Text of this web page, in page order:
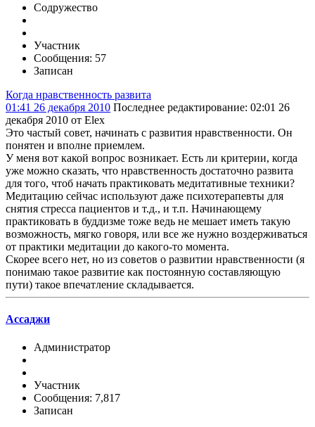
Содружество
Участник
Сообщения: 57
Записан
Когда нравственность развита
01:41 26 декабря 2010 Последнее редактирование: 02:01 26
декабря 2010 от Elex
Это частый совет, начинать с развития нравственности. Он
понятен и вполне приемлем.
У меня вот какой вопрос возникает. Есть ли критерии, когда
уже можно сказать, что нравственность достаточно развита
для того, чтоб начать практиковать медитативные техники?
Медитацию сейчас используют даже психотерапевты для
снятия стресса пациентов и т.д., и т.п. Начинающему
практиковать в буддизме тоже ведь не мешает иметь такую
возможность, мягко говоря, или все же нужно воздерживаться
от практики медитации до какого-то момента.
Скорее всего нет, но из советов о развитии нравственности (я
понимаю такое развитие как постоянную составляющую
пути) такое впечатление складывается.
Ассаджи
Администратор
Участник
Сообщения: 7,817
Записан